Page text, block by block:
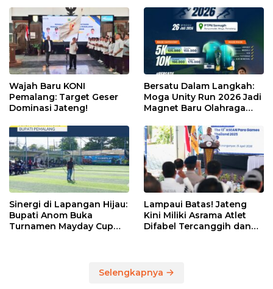
Wajah Baru KONI
Pemalang: Target Geser
Dominasi Jateng!
Bersatu Dalam Langkah:
Moga Unity Run 2026 Jadi
Magnet Baru Olahraga
Sinergi di Lapangan Hijau:
Bupati Anom Buka
Turnamen Mayday Cup
Lampaui Batas! Jateng
Kini Miliki Asrama Atlet
Difabel Tercanggih dan
Selengkapnya